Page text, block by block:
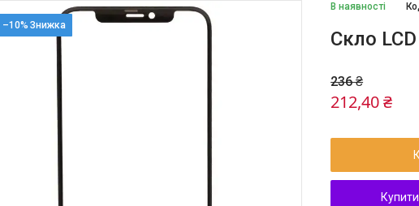
–10%
В наявності
Скло
236 ₴
212,40 ₴